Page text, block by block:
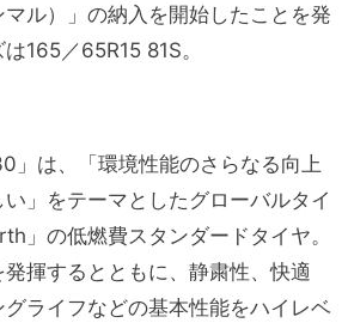
ル）」の納入を開始したことを発
165／65R15 81S。
」は、「環境性能のさらなる向上
」をテーマとしたグローバルタイ
」の低燃費スタンダードタイヤ。
揮するとともに、静粛性、快適
ライフなどの基本性能をハイレベ